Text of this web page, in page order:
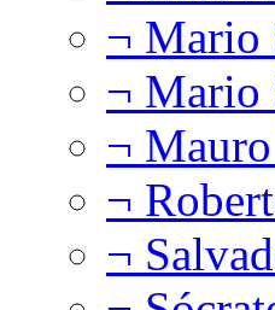
¬ Mario
¬ Mario
¬
¬
¬